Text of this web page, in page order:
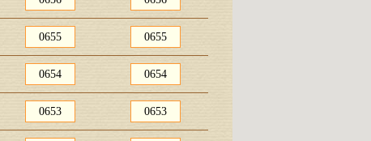
0655 0655
0654 0654
0653 0653